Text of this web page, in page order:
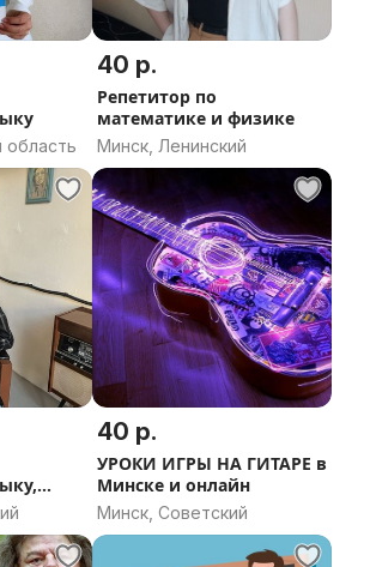
Венском университете
в Германию, разговорного
по немецкому языку
подход к каждому. Занятия
парные, возможен вариант
на платформе Zoom. Учебные
предоставляю. Работаем
Пишите и Я подберу Вам
и наилучший план под Ваш
40 р.
Репетитор по
математике и физике
Минск, Ленинский
40 р.
УРОКИ ИГРЫ НА ГИТАРЕ в
Минске и онлайн
Минск, Советский